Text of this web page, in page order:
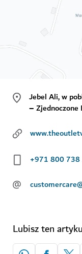
Jebel Ali, w
–
+971 800
@
Lubisz ten